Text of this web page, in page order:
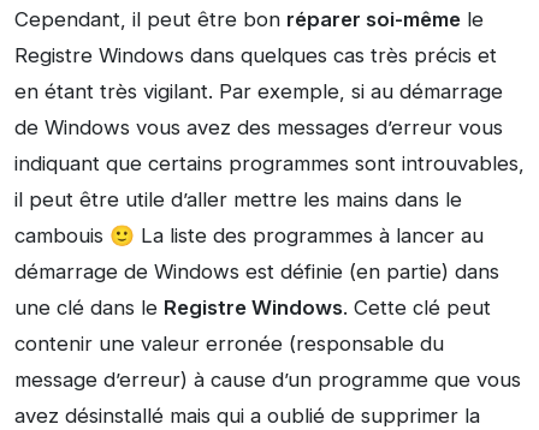
Cependant, il peut être bon réparer soi-même le
Registre Windows dans quelques cas très précis et
en étant très vigilant. Par exemple, si au démarrage
de Windows vous avez des messages d’erreur vous
indiquant que certains programmes sont introuvables,
il peut être utile d’aller mettre les mains dans le
cambouis 🙂 La liste des programmes à lancer au
démarrage de Windows est définie (en partie) dans
une clé dans le Registre Windows. Cette clé peut
contenir une valeur erronée (responsable du
message d’erreur) à cause d’un programme que vous
avez désinstallé mais qui a oublié de supprimer la